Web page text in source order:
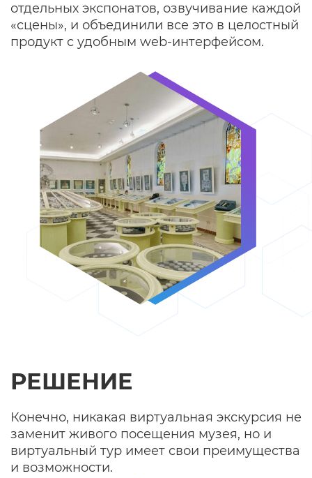
отдельных экспонатов, озвучивание каждой
«сцены», и объединили все это в целостный
продукт с удобным web-интерфейсом.
РЕШЕНИE
Конечно, никакая виртуальная экскурсия не
заменит живого посещения музея, но и
виртуальный тур имеет свои преимущества
и возможности.